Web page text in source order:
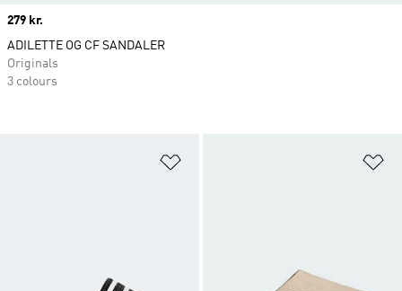
Price
279 kr.
ADILETTE OG CF SANDALER
Originals
3 colours